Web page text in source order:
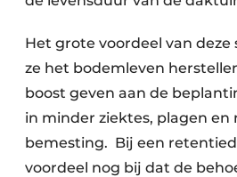
Het grote voordeel van
ze het bodemleven
boost geven aan de
in minder ziektes, plagen en
bemesting. Bij een
voordeel nog bij dat de